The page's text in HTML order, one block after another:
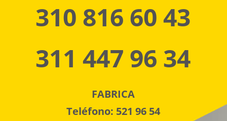
310 816 60 43
311 447 96 34
FABRICA
Teléfono: 521 96 54